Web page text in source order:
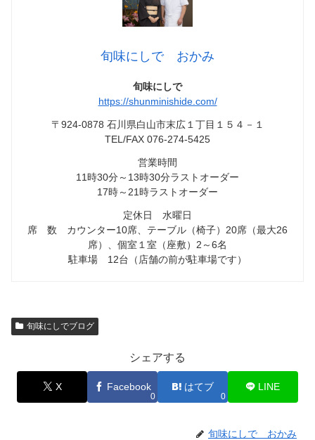
旬味にしで おかみ
旬味にしで
https://shunminishide.com/
〒924-0878 石川県白山市末広１丁目１５４－１
TEL/FAX 076-274-5425
営業時間
11時30分～13時30分ラストオーダー
17時～21時ラストオーダー
定休日 水曜日
席 数 カウンター10席、テーブル（椅子）20席（最大26
席）、個室１室（座敷）2～6名
駐車場 12台（店舗の前が駐車場です）
旬味にしでブログ
シェアする
X Facebook
0
はてブ
0
LINE
旬味にしで おかみ